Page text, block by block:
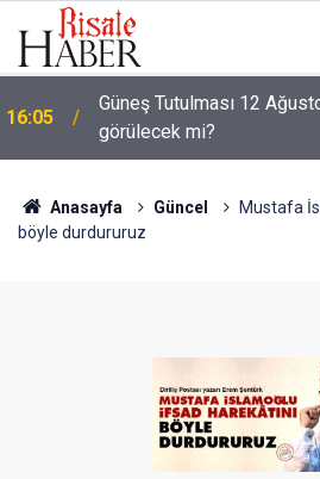
16:05
Güneş Tutulması 12
görülecek mi?
Anasayfa Güncel
Mustafa
böyle durdururuz